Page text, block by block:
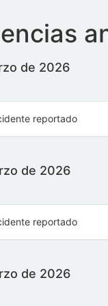
de 2026
reportado
de 2026
reportado
de 2026